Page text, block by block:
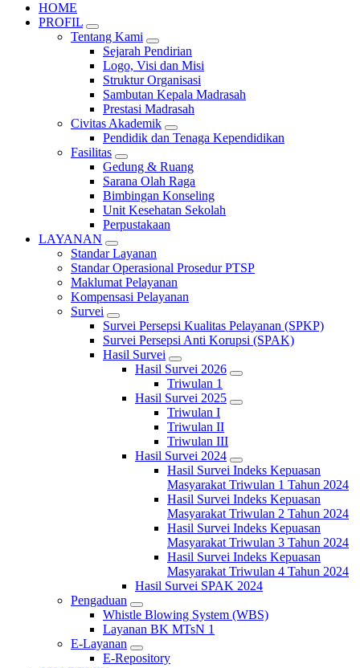
HOME
PROFIL
Tentang Kami
Sejarah Pendirian
Logo, Visi dan Misi
Struktur Organisasi
Sambutan Kepala Madrasah
Prestasi Madrasah
Civitas Akademik
Pendidik dan Tenaga Kependidikan
Fasilitas
Gedung & Ruang
Sarana Olah Raga
Bimbingan Konseling
Unit Kesehatan Sekolah
Perpustakaan
LAYANAN
Standar Layanan
Standar Operasional Prosedur PTSP
Maklumat Pelayanan
Kompensasi Pelayanan
Survei
Survei Persepsi Kualitas Pelayanan (SPKP)
Survei Persepsi Anti Korupsi (SPAK)
Hasil Survei
Hasil Survei 2026
Triwulan 1
Hasil Survei 2025
Triwulan I
Triwulan II
Triwulan III
Hasil Survei 2024
Hasil Survei Indeks Kepuasan
Masyarakat Triwulan 1 Tahun 2024
Hasil Survei Indeks Kepuasan
Masyarakat Triwulan 2 Tahun 2024
Hasil Survei Indeks Kepuasan
Masyarakat Triwulan 3 Tahun 2024
Hasil Survei Indeks Kepuasan
Masyarakat Triwulan 4 Tahun 2024
Hasil Survei SPAK 2024
Pengaduan
Whistle Blowing System (WBS)
Layanan BK MTsN 1
E-Layanan
E-Repository